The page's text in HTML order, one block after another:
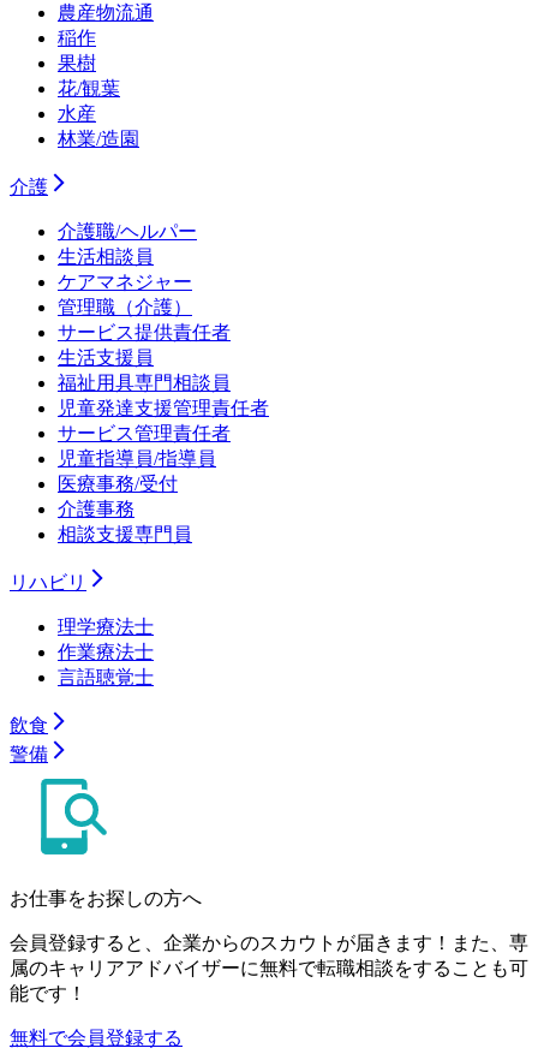
農産物流通
稲作
果樹
花/観葉
水産
林業/造園
介護
介護職/ヘルパー
生活相談員
ケアマネジャー
管理職（介護）
サービス提供責任者
生活支援員
福祉用具専門相談員
児童発達支援管理責任者
サービス管理責任者
児童指導員/指導員
医療事務/受付
介護事務
相談支援専門員
リハビリ
理学療法士
作業療法士
言語聴覚士
飲食
警備
お仕事をお探しの方へ
会員登録すると、企業からのスカウトが届きます！また、専
属のキャリアアドバイザーに無料で転職相談をすることも可
能です！
無料で会員登録する